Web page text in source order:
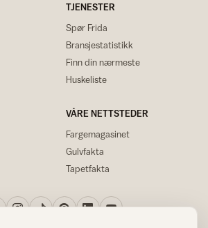
TJENESTER
Spør Frida
Bransjestatistikk
Finn din nærmeste
Huskeliste
VÅRE NETTSTEDER
Fargemagasinet
Gulvfakta
Tapetfakta